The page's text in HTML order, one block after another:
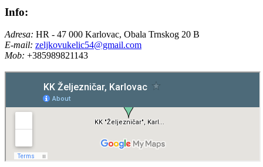
Info:
Adresa: HR - 47 000 Karlovac, Obala Trnskog 20 B
E-mail: zeljkovukelic54@gmail.com
Mob: +385989821143